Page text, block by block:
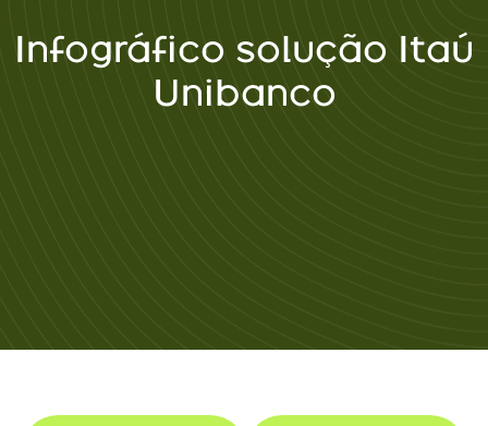
Infográfico solução Itaú
Unibanco